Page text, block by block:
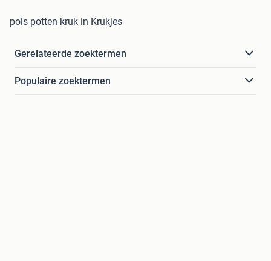
pols potten kruk in Krukjes
Gerelateerde zoektermen
Populaire zoektermen